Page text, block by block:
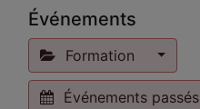
Événements
Formation
Événements passés